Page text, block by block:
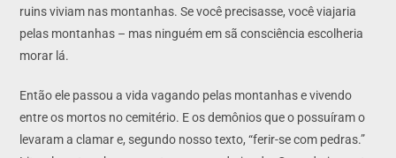
ruins viviam nas montanhas. Se você precisasse, você viajaria
pelas montanhas – mas ninguém em sã consciência escolheria
morar lá.
Então ele passou a vida vagando pelas montanhas e vivendo
entre os mortos no cemitério. E os demônios que o possuíram o
levaram a clamar e, segundo nosso texto, “ferir-se com pedras.”